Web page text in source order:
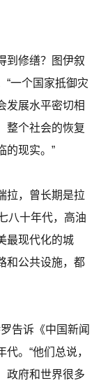
到修缮？图伊叙
“一个国家抵御灾
发展水平密切相
整个社会的恢复
的现实。”
拉，曾长期是拉
八十年代，高油
最现代化的城
和公共设施，都
告诉《中国新闻
。“他们总说，
政府和世界很多